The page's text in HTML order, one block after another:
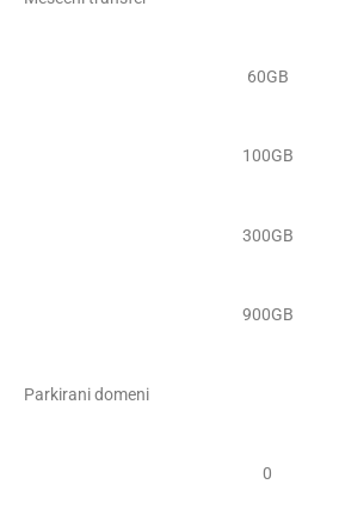
60GB
100GB
300GB
900GB
Parkirani domeni
0